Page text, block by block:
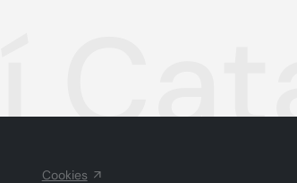
Cookies